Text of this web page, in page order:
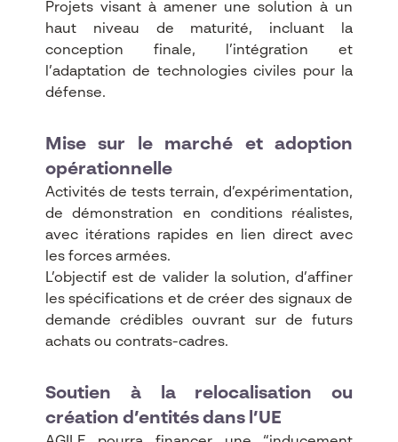
Projets visant à amener une solution à un
haut niveau de maturité, incluant la
conception finale, l’intégration et
l’adaptation de technologies civiles pour la
défense.​
Mise sur le marché et adoption
opérationnelle
Activités de tests terrain, d’expérimentation,
de démonstration en conditions réalistes,
avec itérations rapides en lien direct avec
les forces armées.​
L’objectif est de valider la solution, d’affiner
les spécifications et de créer des signaux de
demande crédibles ouvrant sur de futurs
achats ou contrats-cadres.​
Soutien à la relocalisation ou
création d’entités dans l’UE